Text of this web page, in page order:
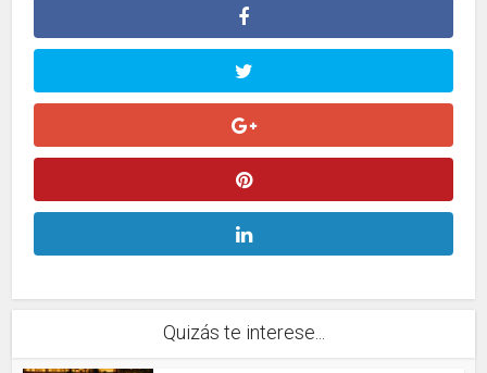
Quizás te interese...